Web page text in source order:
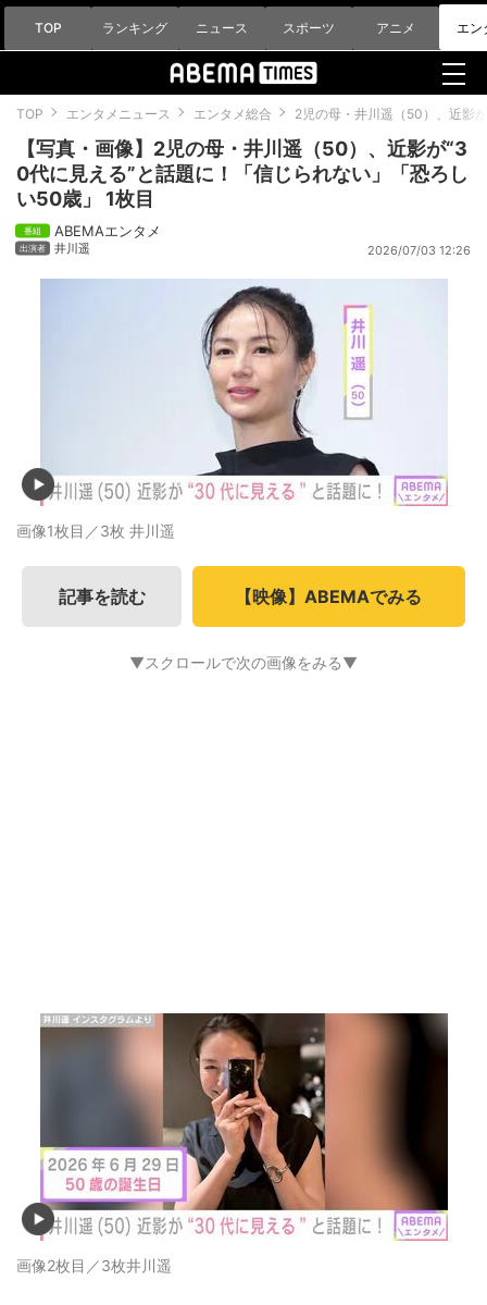
TOP ランキング ニュース スポーツ アニメ エン
TOP エンタメニュース エンタメ総合 2児の母・井川遥（50）、近影
【写真・画像】2児の母・井川遥（50）、近影が“3
0代に見える”と話題に！「信じられない」「恐ろし
い50歳」 1枚目
ABEMAエンタメ
井川遥 2026/07/03 12:26
画像1枚目／3枚 井川遥
記事を読む 【映像】ABEMAでみる
▼スクロールで次の画像をみる▼
画像2枚目／3枚井川遥